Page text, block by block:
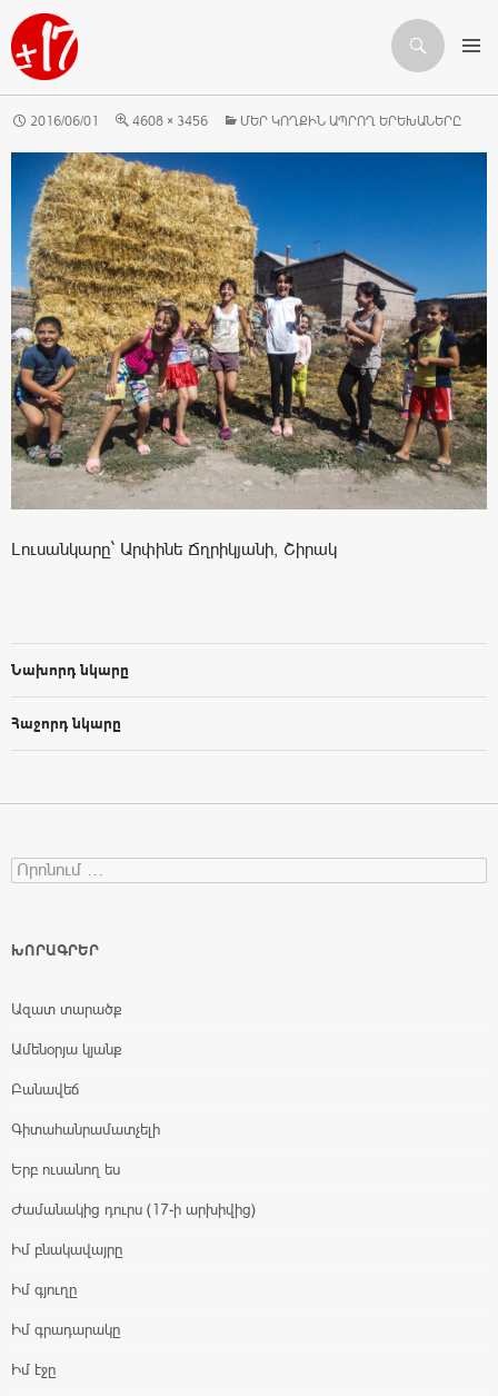
Որոնում
ԱՆՑՆԵԼ ԲՈՎԱՆԴԱԿՈՒԹՅԱՆԸ
2016/06/01 4608 × 3456 ՄԵՐ ԿՈՂՔԻՆ ԱՊՐՈՂ ԵՐԵԽԱՆԵՐԸ
Լուսանկարը` Արփինե Ճղրիկյանի, Շիրակ
Նախորդ նկարը
Հաջորդ նկարը
Search for:
ԽՈՐԱԳՐԵՐ
Ազատ տարածք
Ամենօրյա կյանք
Բանավեճ
Գիտահանրամատչելի
Երբ ուսանող ես
Ժամանակից դուրս (17-ի արխիվից)
Իմ բնակավայրը
Իմ գյուղը
Իմ գրադարակը
Իմ էջը